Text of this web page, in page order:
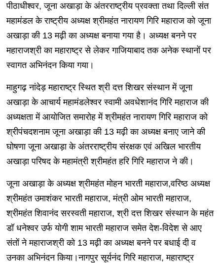
पीठाधीश्वर, जूना अखाड़ा के अंतरराष्ट्रीय प्रवक्ता तथा दिल्ली संत
महामंडल के राष्ट्रीय अध्यक्ष श्रीमहंत नारायण गिरि महाराज को जूना
अखाड़ा की 13 मढ़ी का अध्यक्ष बनाया गया है। अध्यक्ष बनने पर
महाराजश्री का महाराष्ट्र से लेकर गाजियाबाद तक अनेक स्थानों पर
स्वागत अभिनंदन किया गया।
माहुगढ़ नांदेड़ महाराष्ट्र स्थित श्री दत्त शिखर संस्थान में जूना
अखाड़ा के आचार्य महामंडलेश्वर स्वामी अवधेशानंद गिरि महाराज की
अध्यक्षता में आयोजित समारोह में श्रीमहंत नारायण गिरि महाराज को
श्रीपंचदशनाम जूना अखाड़ा की 13 मढ़ी का अध्यक्ष बनाए जाने की
घोषणा जूना अखाड़ा के अंतरराष्ट्रीय संरक्षक एवं अखिल भारतीय
अखाड़ा परिषद के महामंत्री श्रीमहंत हरि गिरि महाराज ने की।
जूना अखाड़ा के अध्यक्ष श्रीमहंत मोहन भारती महाराज,वरिष्ठ अध्यक्ष
श्रीमहंत उमाशंकर भारती महाराज, मंत्री ओम भारती महाराज,
श्रीमहंत शिवानंद सरस्वती महाराज, श्री दत्त शिखर संस्थान के महंत
डॉ धनेश्वर उर्फ योगी शाम भारती महाराज समेत देश-विदेश से आए
संतों ने महाराजश्री को 13 मढ़ी का अध्यक्ष बनने पर बधाई दी व
उनका अभिनंदन किया।नागपुर सूर्यनंद गिरि महाराज, महाराष्ट्र